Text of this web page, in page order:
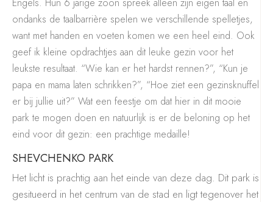
ondanks de taalbarrière spelen we verschillende spelletjes,
want met handen en voeten komen we een heel eind. Ook
geef ik kleine opdrachtjes aan dit leuke gezin voor het
leukste resultaat. “Wie kan er het hardst rennen?”, “Kun je
papa en mama laten schrikken?”, “Hoe ziet een gezinsknuffel
er bij jullie uit?” Wat een feestje om dat hier in dit mooie
park te mogen doen en natuurlijk is er de beloning op het
eind voor dit gezin: een prachtige medaille!
SHEVCHENKO PARK
Het licht is prachtig aan het einde van deze dag. Dit park is
gesitueerd in het centrum van de stad en ligt tegenover het